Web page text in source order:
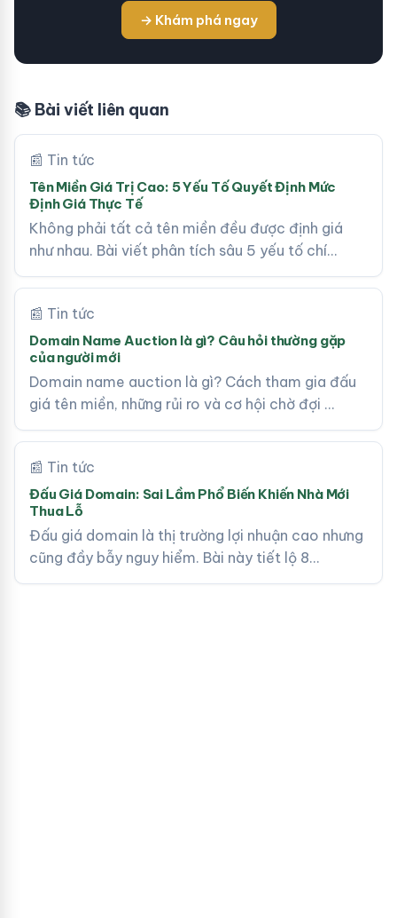
→ Khám phá ngay
📚 Bài viết liên quan
📰 Tin tức
Tên Miền Giá Trị Cao: 5 Yếu Tố Quyết Định Mức
Định Giá Thực Tế
Không phải tất cả tên miền đều được định giá
như nhau. Bài viết phân tích sâu 5 yếu tố chí…
📰 Tin tức
Domain Name Auction là gì? Câu hỏi thường gặp
của người mới
Domain name auction là gì? Cách tham gia đấu
giá tên miền, những rủi ro và cơ hội chờ đợi …
📰 Tin tức
Đấu Giá Domain: Sai Lầm Phổ Biến Khiến Nhà Mới
Thua Lỗ
Đấu giá domain là thị trường lợi nhuận cao nhưng
cũng đầy bẫy nguy hiểm. Bài này tiết lộ 8…